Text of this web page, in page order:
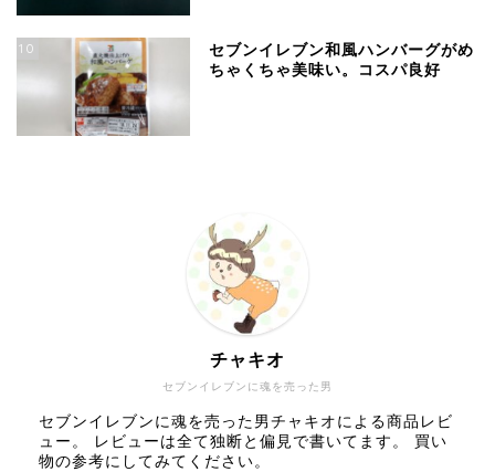
10
セブンイレブン和風ハンバーグがめ
ちゃくちゃ美味い。コスパ良好
セブンイレブンに魂を売った男
チャキオ
セブンイレブンに魂を売った男チャキオによる商品レビ
ュー。 レビューは全て独断と偏見で書いてます。 買い
物の参考にしてみてください。